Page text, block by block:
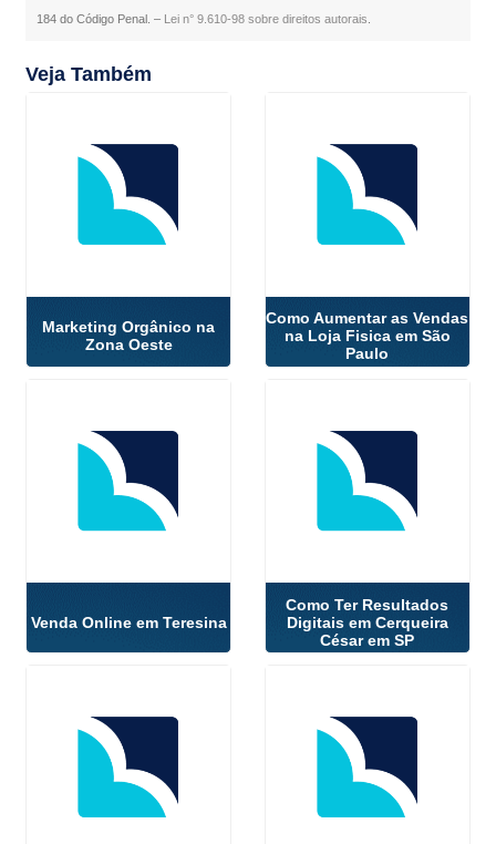
184 do Código Penal. – Lei n° 9.610-98 sobre direitos autorais
Veja Também
Marketing Orgânico na
Zona Oeste
Como Aumentar as Vendas
na Loja Fisica em São
Paulo
Venda Online em Teresina
Como Ter Resultados
Digitais em Cerqueira
César em SP